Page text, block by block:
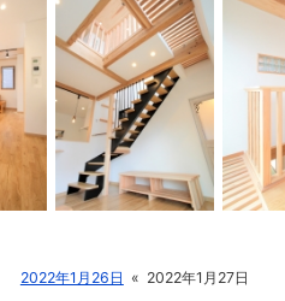
2022年1月26日 « 2022年1月27日